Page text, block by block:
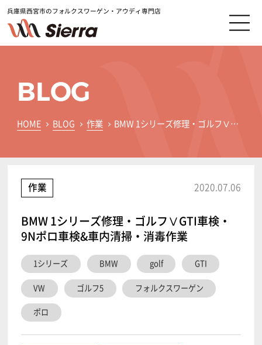
兵庫県西宮市のフォルクスワーゲン・アウディ専門店
BLOG
HOME BLOG 作業 BMW 1シリーズ修理・ゴルフⅤGTI車検・9Nポロ車検&車内清掃・消毒作業
作業 2020.07.06
BMW 1シリーズ修理・ゴルフⅤGTI車検・
9Nポロ車検&車内清掃・消毒作業
1シリーズ BMW golf GTI
VW ゴルフ5 フォルクスワーゲン
ポロ